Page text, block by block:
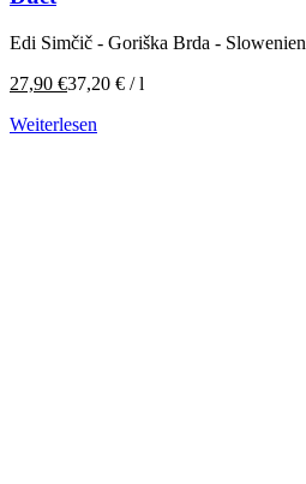
Edi Simčič - Goriška Brda - Slowenien
27,90 €37,20 € /l
Weiterlesen